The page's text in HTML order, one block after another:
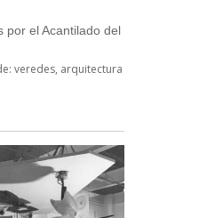
por el Acantilado del
veredes, arquitectura